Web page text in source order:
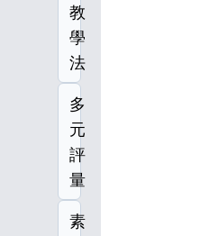
教
學
法
多
元
評
量
素